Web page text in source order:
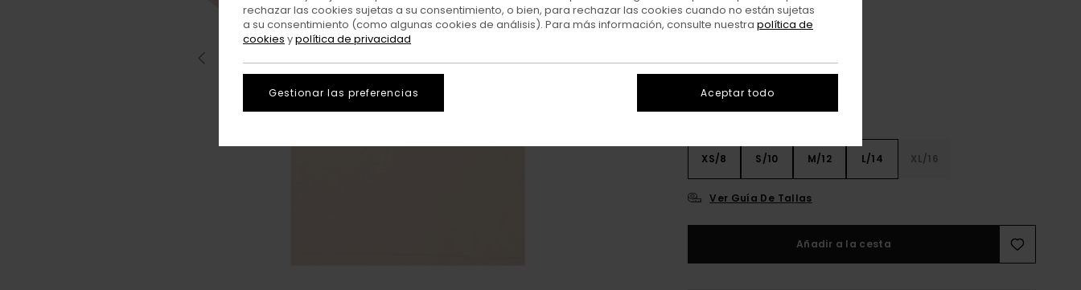
ColorOat Milk
XS/8 S/10 M/12 L/14 XL/16
Ver Guía De Tallas
Añadir a la cesta
rechazar las cookies sujetas a su consentimiento, o bien, para rechazar las cookies cuando no están sujetas
a su consentimiento (como algunas cookies de análisis). Para más información, consulte nuestra política de
cookies ypolítica de privacidad
Gestionar las preferencias Aceptar todo